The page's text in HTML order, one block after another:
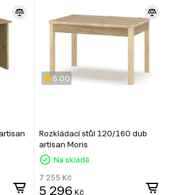
5.00
Rozkládací stůl 120/160 dub
artisan Moris
Na skladě
7 255 Kč
5 296 Kč